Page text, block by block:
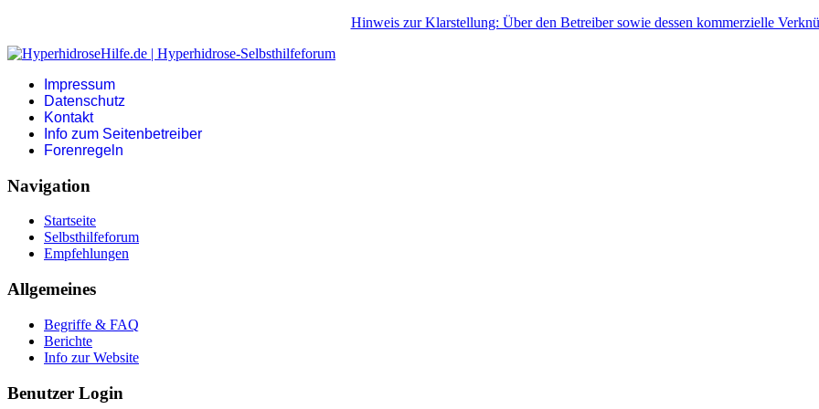
Hinweis zur Klarstellung: Über den Betreiber sowie dessen kommerzielle
Impressum
Datenschutz
Kontakt
Info zum Seitenbetreiber
Forenregeln
Navigation
Startseite
Selbsthilfeforum
Empfehlungen
Allgemeines
Begriffe & FAQ
Berichte
Info zur Website
Benutzer Login